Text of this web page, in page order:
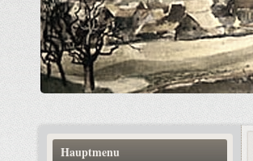
Hauptmenu